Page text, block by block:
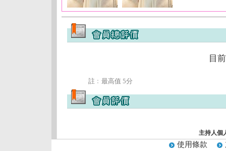
目
註﹕最高值 5分
主持人個
使用條款